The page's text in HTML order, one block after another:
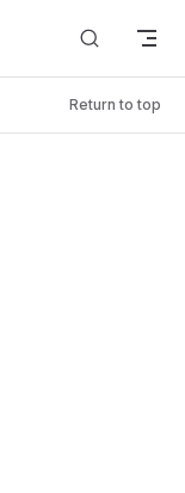
Return to top